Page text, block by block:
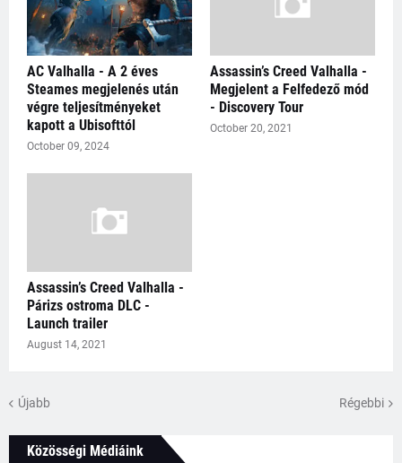
AC Valhalla - A 2 éves
Steames megjelenés után
végre teljesítményeket
kapott a Ubisofttól
October 09, 2024
Assassin’s Creed Valhalla -
Megjelent a Felfedező mód
- Discovery Tour
October 20, 2021
Assassin’s Creed Valhalla -
Párizs ostroma DLC -
Launch trailer
August 14, 2021
Újabb Régebbi
Közösségi Médiáink